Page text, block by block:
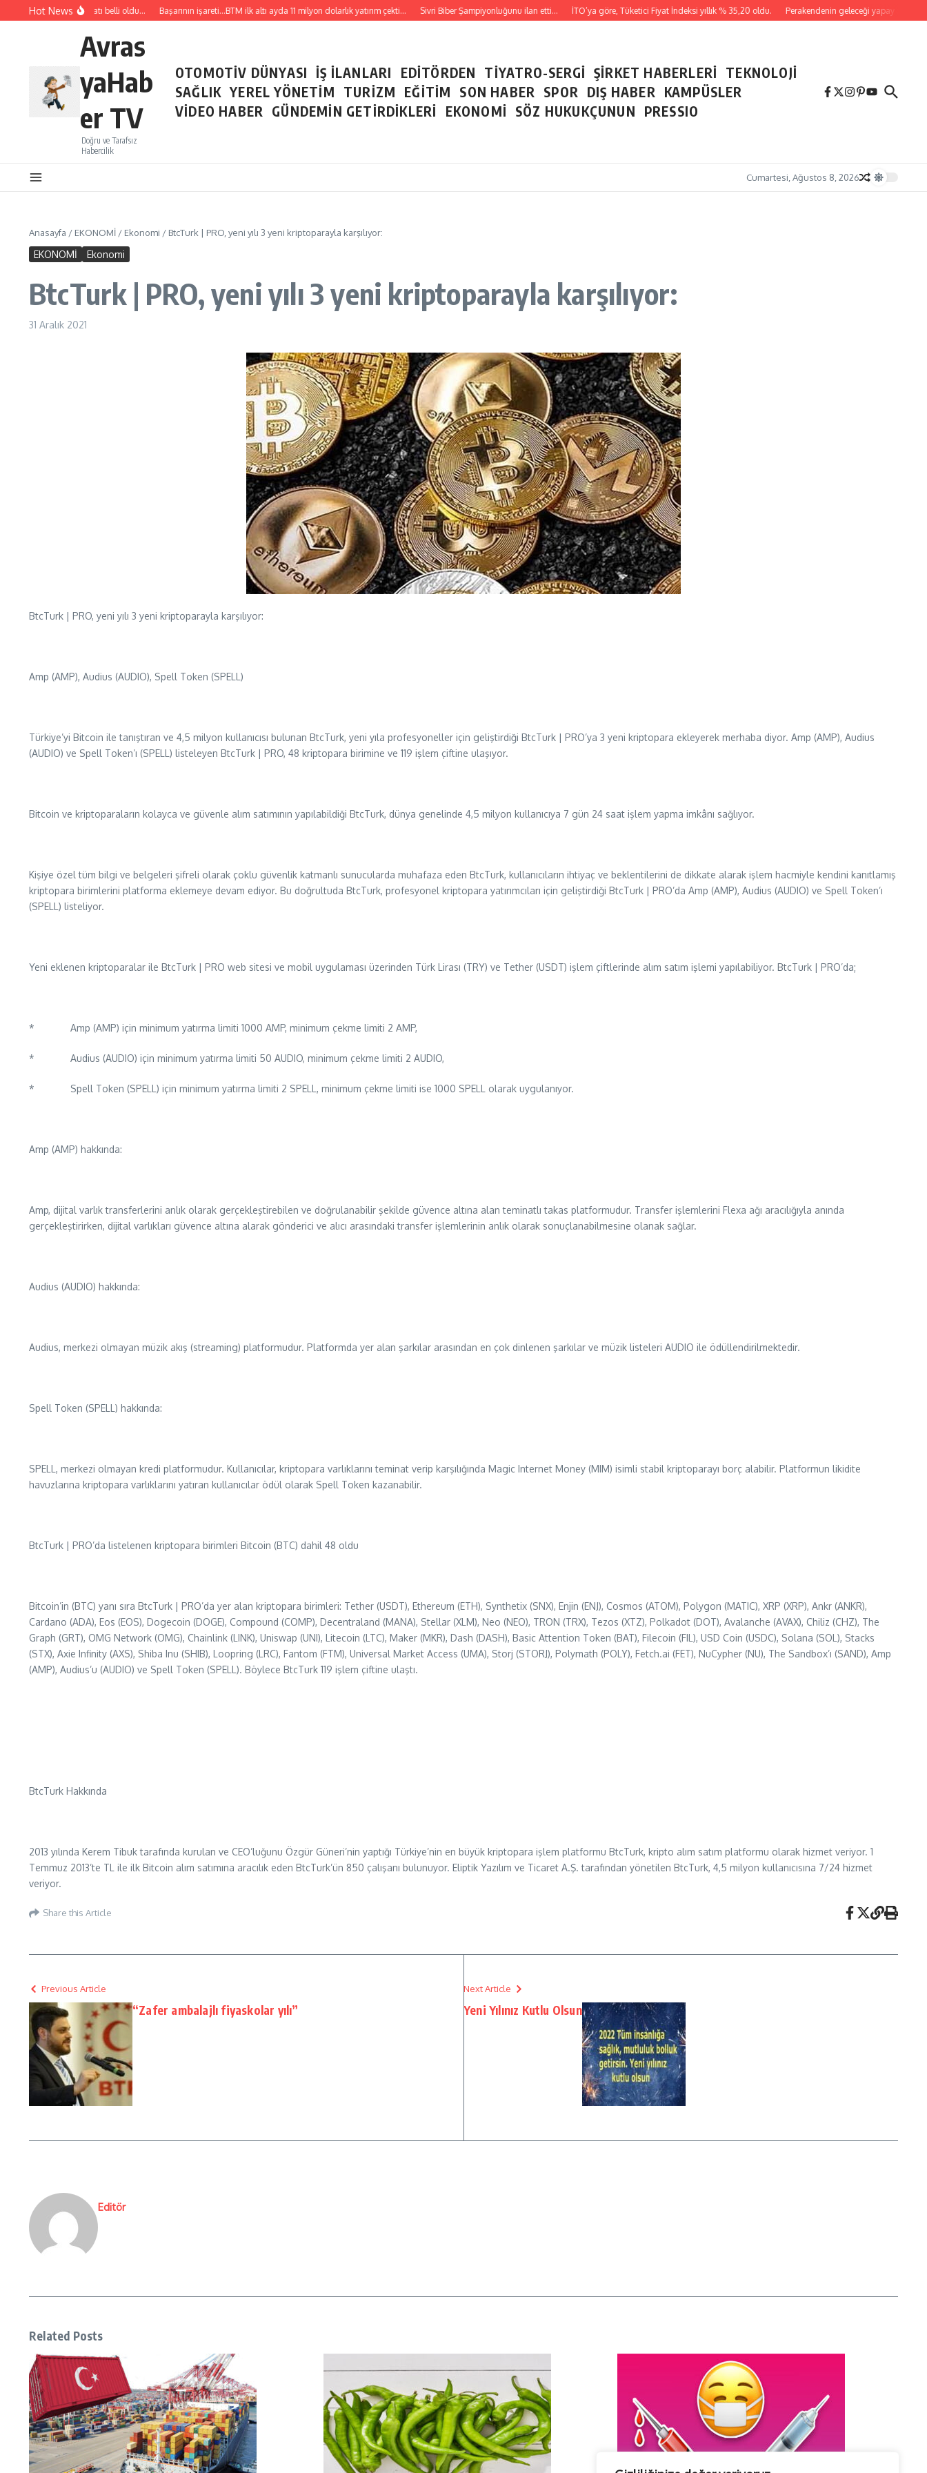
İçeriğe atlaHot News
Temmuz ayı ihracatı belli oldu… Başarının işareti…BTM ilk altı ayda 11 milyon dolarlık yatırım çekti… Sivri Biber Şampiyonluğunu ilan etti… İTO’ya göre, Tüketici Fiyat İndeksi yıllık % 35,20 oldu. Perakendenin geleceği yapay zeka ile
Avras
yaHab
er TV
Doğru ve Tarafsız
Habercilik
OTOMOTİV DÜNYASI İŞ İLANLARI EDİTÖRDEN TİYATRO-SERGİ ŞİRKET HABERLERİ TEKNOLOJİ
SAĞLIK YEREL YÖNETİM TURİZM EĞİTİM SON HABER SPOR DIŞ HABER
KAMPÜSLER
VİDEO HABER
GÜNDEMİN GETİRDİKLERİ EKONOMİ SÖZ HUKUKÇUNUN PRESSIO
Cumartesi, Ağustos 8, 2026
Anasayfa / EKONOMİ / Ekonomi / BtcTurk | PRO, yeni yılı 3 yeni kriptoparayla karşılıyor:
EKONOMİ Ekonomi
BtcTurk | PRO, yeni yılı 3 yeni kriptoparayla karşılıyor:
31 Aralık 2021
BtcTurk | PRO, yeni yılı 3 yeni kriptoparayla karşılıyor:
Amp (AMP), Audius (AUDIO), Spell Token (SPELL)
Türkiye’yi Bitcoin ile tanıştıran ve 4,5 milyon kullanıcısı bulunan BtcTurk, yeni yıla profesyoneller için geliştirdiği BtcTurk | PRO’ya 3 yeni kriptopara ekleyerek merhaba diyor. Amp (AMP), Audius
(AUDIO) ve Spell Token’ı (SPELL) listeleyen BtcTurk | PRO, 48 kriptopara birimine ve 119 işlem çiftine ulaşıyor.
Bitcoin ve kriptoparaların kolayca ve güvenle alım satımının yapılabildiği BtcTurk, dünya genelinde 4,5 milyon kullanıcıya 7 gün 24 saat işlem yapma imkânı sağlıyor.
Kişiye özel tüm bilgi ve belgeleri şifreli olarak çoklu güvenlik katmanlı sunucularda muhafaza eden BtcTurk, kullanıcıların ihtiyaç ve beklentilerini de dikkate alarak işlem hacmiyle kendini kanıtlamış
kriptopara birimlerini platforma eklemeye devam ediyor. Bu doğrultuda BtcTurk, profesyonel kriptopara yatırımcıları için geliştirdiği BtcTurk | PRO’da Amp (AMP), Audius (AUDIO) ve Spell Token’ı
(SPELL) listeliyor.
Yeni eklenen kriptoparalar ile BtcTurk | PRO web sitesi ve mobil uygulaması üzerinden Türk Lirası (TRY) ve Tether (USDT) işlem çiftlerinde alım satım işlemi yapılabiliyor. BtcTurk | PRO’da;
* Amp (AMP) için minimum yatırma limiti 1000 AMP, minimum çekme limiti 2 AMP,
* Audius (AUDIO) için minimum yatırma limiti 50 AUDIO, minimum çekme limiti 2 AUDIO,
* Spell Token (SPELL) için minimum yatırma limiti 2 SPELL, minimum çekme limiti ise 1000 SPELL olarak uygulanıyor.
Amp (AMP) hakkında:
Amp, dijital varlık transferlerini anlık olarak gerçekleştirebilen ve doğrulanabilir şekilde güvence altına alan teminatlı takas platformudur. Transfer işlemlerini Flexa ağı aracılığıyla anında
gerçekleştirirken, dijital varlıkları güvence altına alarak gönderici ve alıcı arasındaki transfer işlemlerinin anlık olarak sonuçlanabilmesine olanak sağlar.
Audius (AUDIO) hakkında:
Audius, merkezi olmayan müzik akış (streaming) platformudur. Platformda yer alan şarkılar arasından en çok dinlenen şarkılar ve müzik listeleri AUDIO ile ödüllendirilmektedir.
Spell Token (SPELL) hakkında:
SPELL, merkezi olmayan kredi platformudur. Kullanıcılar, kriptopara varlıklarını teminat verip karşılığında Magic Internet Money (MIM) isimli stabil kriptoparayı borç alabilir. Platformun likidite
havuzlarına kriptopara varlıklarını yatıran kullanıcılar ödül olarak Spell Token kazanabilir.
BtcTurk | PRO’da listelenen kriptopara birimleri Bitcoin (BTC) dahil 48 oldu
Bitcoin’in (BTC) yanı sıra BtcTurk | PRO’da yer alan kriptopara birimleri: Tether (USDT), Ethereum (ETH), Synthetix (SNX), Enjin (ENJ), Cosmos (ATOM), Polygon (MATIC), XRP (XRP), Ankr (ANKR),
Cardano (ADA), Eos (EOS), Dogecoin (DOGE), Compound (COMP), Decentraland (MANA), Stellar (XLM), Neo (NEO), TRON (TRX), Tezos (XTZ), Polkadot (DOT), Avalanche (AVAX), Chiliz (CHZ), The
Graph (GRT), OMG Network (OMG), Chainlink (LINK), Uniswap (UNI), Litecoin (LTC), Maker (MKR), Dash (DASH), Basic Attention Token (BAT), Filecoin (FIL), USD Coin (USDC), Solana (SOL), Stacks
(STX), Axie Infinity (AXS), Shiba Inu (SHIB), Loopring (LRC), Fantom (FTM), Universal Market Access (UMA), Storj (STORJ), Polymath (POLY), Fetch.ai (FET), NuCypher (NU), The Sandbox’ı (SAND), Amp
(AMP), Audius’u (AUDIO) ve Spell Token (SPELL). Böylece BtcTurk 119 işlem çiftine ulaştı.
BtcTurk Hakkında
2013 yılında Kerem Tibuk tarafında kurulan ve CEO’luğunu Özgür Güneri’nin yaptığı Türkiye’nin en büyük kriptopara işlem platformu BtcTurk, kripto alım satım platformu olarak hizmet veriyor. 1
Temmuz 2013’te TL ile ilk Bitcoin alım satımına aracılık eden BtcTurk’ün 850 çalışanı bulunuyor. Eliptik Yazılım ve Ticaret A.Ş. tarafından yönetilen BtcTurk, 4,5 milyon kullanıcısına 7/24 hizmet
veriyor.
Share this Article
Previous Article
“Zafer ambalajlı fiyaskolar yılı”
Next Article
Yeni Yılınız Kutlu Olsun
Editör
Related Posts